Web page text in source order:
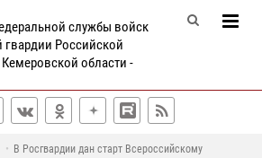
службы войск
Российской
области -
В Росгвардии дан старт Всероссийскому